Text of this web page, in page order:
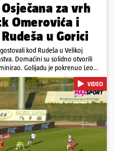
za vrh
Omerovića i
u Gorici
gostovali kod Rudeša u Velikoj
Domaćini su solidno otvorili
Golijadu je pokrenuo Leon
Meksikancu su ovo bili prvi
Omerović bio je junak u dresu
Rudeša tresao je u 41., 44.
u velikoj Gorici upisao se i
Utješni gol za smanjenje
je Ilečić u 84. minuti. Osijek je s tri
a
videa...
VIDEO